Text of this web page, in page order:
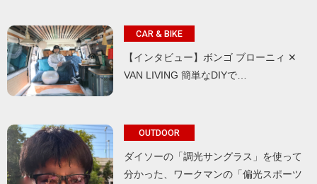
CAR & BIKE
【インタビュー】ボンゴ ブローニィ ✕
VAN LIVING 簡単なDIYで…
OUTDOOR
ダイソーの「調光サングラス」を使って
分かった、ワークマンの「偏光スポーツ